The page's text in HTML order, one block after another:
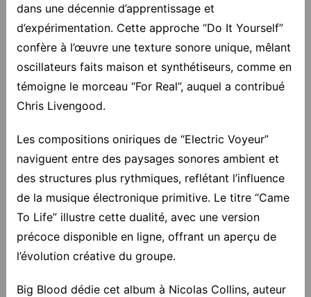
dans une décennie d’apprentissage et
d’expérimentation. Cette approche “Do It Yourself”
confère à l’œuvre une texture sonore unique, mêlant
oscillateurs faits maison et synthétiseurs, comme en
témoigne le morceau “For Real”, auquel a contribué
Chris Livengood.
Les compositions oniriques de “Electric Voyeur”
naviguent entre des paysages sonores ambient et
des structures plus rythmiques, reflétant l’influence
de la musique électronique primitive. Le titre “Came
To Life” illustre cette dualité, avec une version
précoce disponible en ligne, offrant un aperçu de
l’évolution créative du groupe.
Big Blood dédie cet album à Nicolas Collins, auteur